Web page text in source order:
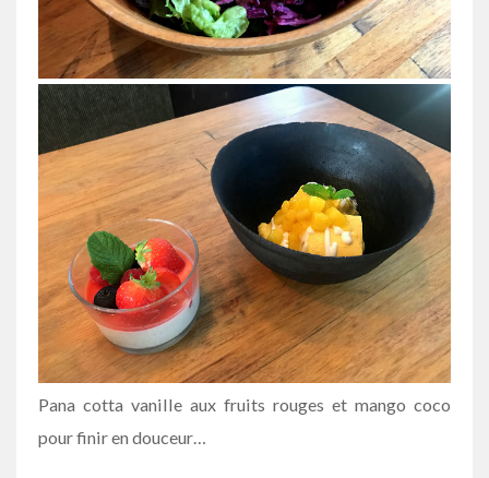
Pana cotta vanille aux fruits rouges et mango coco
pour finir en douceur…